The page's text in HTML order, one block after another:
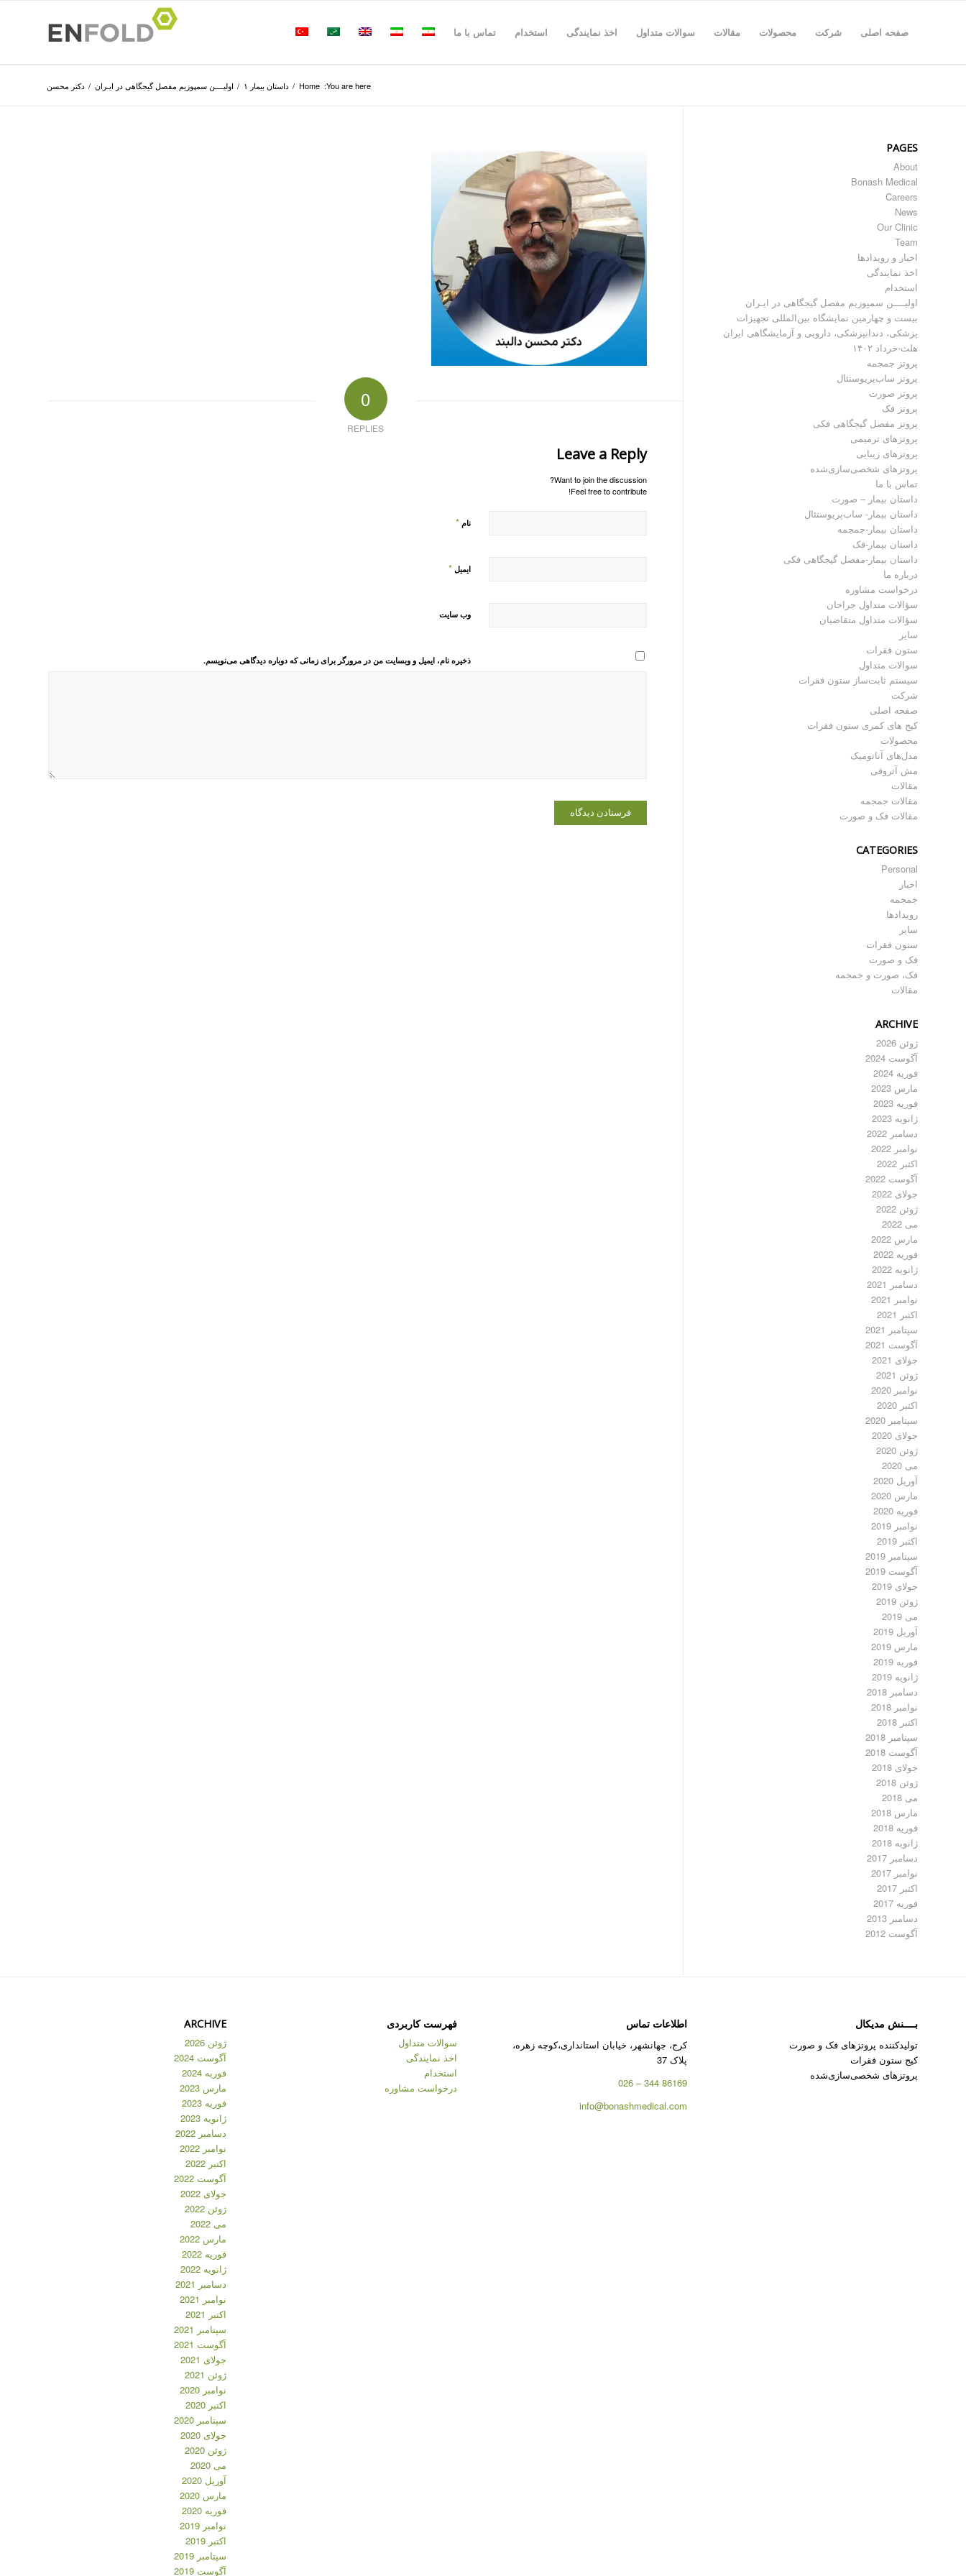
صفحه اصلی شرکت محصولات مقالات سوالات متداول اخذ نمایندگی استخدام تماس با ما
You are here:
Home
/ داستان بیمار ۱ / اولیــــن سمپوزیم مفصل گیجگاهی در ایـران / دکتر محسن
0
REPLIES
Leave a Reply
Want to join the discussion?
Feel free to contribute!
نام *
ایمیل *
وب‌ سایت
ذخیره نام، ایمیل و وبسایت من در مرورگر برای زمانی که دوباره دیدگاهی می‌نویسم.
PAGES
About
Bonash Medical
Careers
News
Our Clinic
Team
اخبار و رویدادها
اخذ نمایندگی
استخدام
اولیــــن سمپوزیم مفصل گیجگاهی در ایـران
بیست و چهارمین نمایشگاه بین‌المللی تجهیزات
پزشکی، دندانپزشکی، دارویی و آزمایشگاهی ایران
هلث-خرداد ۱۴۰۲
پروتز جمجمه
پروتز ساب‌پریوستئال
پروتز صورت
پروتز فک
پروتز مفصل گیجگاهی فکی
پروتز‌های ترمیمی
پروتزهای زیبایی
پروتزهای شخصی‌سازی‌شده
تماس با ما
داستان بیمار – صورت
داستان بیمار- ساب‌پریوستئال
داستان بیمار-جمجمه
داستان بیمار-فک
داستان بیمار-مفصل گیجگاهی فکی
درباره ما
درخواست مشاوره
سؤالات متداول جراحان
سؤالات متداول متقاضیان
سایر
ستون فقرات
سوالات متداول
سیستم ثابت‌ساز ستون فقرات
شرکت
صفحه اصلی
کیج های کمری ستون فقرات
محصولات
مدل‌های آناتومیک
مش آتروفی
مقالات
مقالات جمجمه
مقالات فک و صورت
CATEGORIES
Personal
اخبار
جمجمه
رویدادها
سایر
ستون فقرات
فک و صورت
فک، صورت و جمجمه
مقالات
ARCHIVE
ژوئن 2026
آگوست 2024
فوریه 2024
مارس 2023
فوریه 2023
ژانویه 2023
دسامبر 2022
نوامبر 2022
اکتبر 2022
آگوست 2022
جولای 2022
ژوئن 2022
می 2022
مارس 2022
فوریه 2022
ژانویه 2022
دسامبر 2021
نوامبر 2021
اکتبر 2021
سپتامبر 2021
آگوست 2021
جولای 2021
ژوئن 2021
نوامبر 2020
اکتبر 2020
سپتامبر 2020
جولای 2020
ژوئن 2020
می 2020
آوریل 2020
مارس 2020
فوریه 2020
نوامبر 2019
اکتبر 2019
سپتامبر 2019
آگوست 2019
جولای 2019
ژوئن 2019
می 2019
آوریل 2019
مارس 2019
فوریه 2019
ژانویه 2019
دسامبر 2018
نوامبر 2018
اکتبر 2018
سپتامبر 2018
آگوست 2018
جولای 2018
ژوئن 2018
می 2018
مارس 2018
فوریه 2018
ژانویه 2018
دسامبر 2017
نوامبر 2017
اکتبر 2017
فوریه 2017
دسامبر 2013
آگوست 2012
بــــنش مدیکال
تولیدکننده پروتزهای فک و صورت
کیج ستون فقرات
پروتزهای شخصی‌سازی‌شده
اطلاعات تماس
کرج، جهانشهر، خیابان استانداری،کوچه زهره،
پلاک 37
86169 344 – 026
info@bonashmedical.com
فهرست کاربردی
سوالات متداول
اخذ نمایندگی
استخدام
درخواست مشاوره
ARCHIVE
ژوئن 2026
آگوست 2024
فوریه 2024
مارس 2023
فوریه 2023
ژانویه 2023
دسامبر 2022
نوامبر 2022
اکتبر 2022
آگوست 2022
جولای 2022
ژوئن 2022
می 2022
مارس 2022
فوریه 2022
ژانویه 2022
دسامبر 2021
نوامبر 2021
اکتبر 2021
سپتامبر 2021
آگوست 2021
جولای 2021
ژوئن 2021
نوامبر 2020
اکتبر 2020
سپتامبر 2020
جولای 2020
ژوئن 2020
می 2020
آوریل 2020
مارس 2020
فوریه 2020
نوامبر 2019
اکتبر 2019
سپتامبر 2019
آگوست 2019